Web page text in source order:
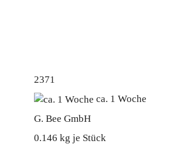
2371
ca. 1 Woche
G. Bee GmbH
0.146 kg je Stück